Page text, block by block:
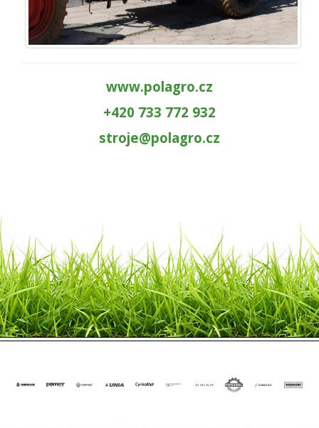
www.polagro.cz
+420 733 772 932
stroje@polagro.cz